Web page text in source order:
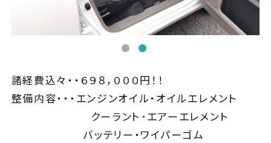
諸経費込々・・６９８，０００円！！
整備内容・・・エンジンオイル・オイルエレメント
クーラント･エアーエレメント
バッテリー・ワイパーゴム